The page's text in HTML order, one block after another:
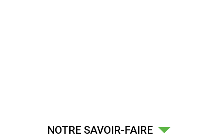
NOTRE SAVOIR-FAIRE